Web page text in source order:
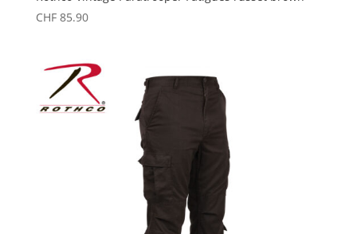
CHF85.90